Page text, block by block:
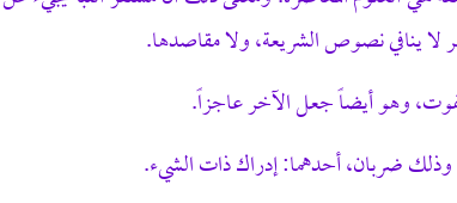
لا ينافي نصوص الشريعة، ولا مقاصدها.
وهو أيضاً جعل الآخر عاجزاً.
وذلك ضربان، أحدهما: إدراك ذات الشيء.